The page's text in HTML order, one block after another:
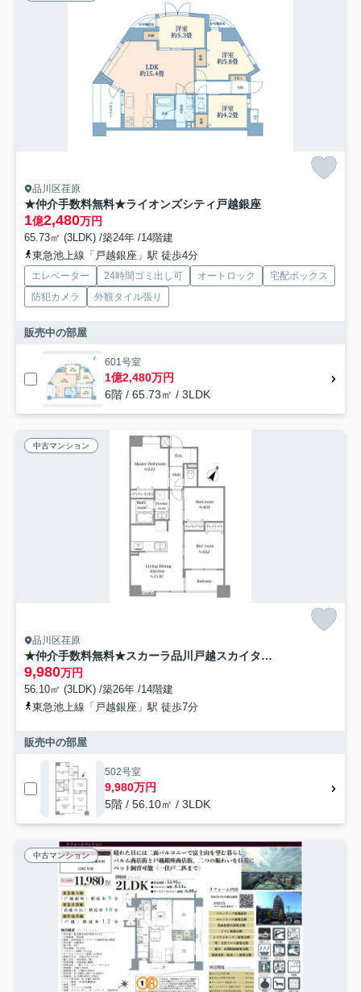
品川区荏原
★仲介手数料無料★ライオンズシティ戸越銀座
1億2,480万円
65.73㎡ (3LDK) /築24年 /14階建
東急池上線「戸越銀座」駅 徒歩4分
エレベーター 24時間ゴミ出し可 オートロック
宅配ボックス
防犯カメラ
外観タイル張り
販売中の部屋
601号室
1億2,480万円
6階 / 65.73㎡ / 3LDK
中古マンション
品川区荏原
★仲介手数料無料★スカーラ品川戸越スカイタワー
9,980万円
56.10㎡ (3LDK) /築26年 /14階建
東急池上線「戸越銀座」駅 徒歩7分
販売中の部屋
502号室
9,980万円
5階 / 56.10㎡ / 3LDK
中古マンション